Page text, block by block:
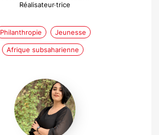
Réalisateur·trice
Philanthropie Jeunesse
Afrique subsaharienne
Gasmi
Wiem